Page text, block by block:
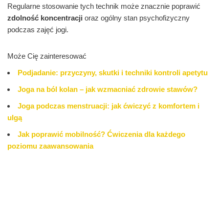
Regularne stosowanie tych technik może znacznie poprawić
zdolność koncentracji oraz ogólny stan psychofizyczny
podczas zajęć jogi.
Może Cię zainteresować
Podjadanie: przyczyny, skutki i techniki kontroli apetytu
Joga na ból kolan – jak wzmacniać zdrowie stawów?
Joga podczas menstruacji: jak ćwiczyć z komfortem i
ulgą
Jak poprawić mobilność? Ćwiczenia dla każdego
poziomu zaawansowania